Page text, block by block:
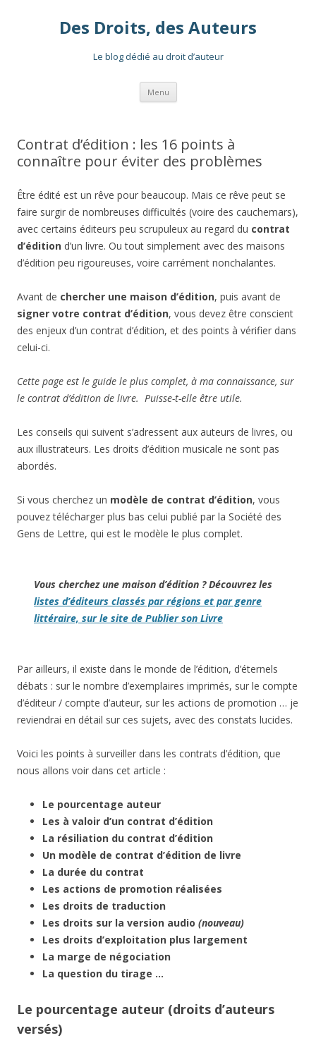
Des Droits, des Auteurs
Le blog dédié au droit d’auteur
Menu Aller
contenu
Contrat d’édition : les 16 points à
connaître pour éviter des problèmes
Être édité est un rêve pour beaucoup. Mais ce rêve peut se
faire surgir de nombreuses difficultés (voire des cauchemars),
avec certains éditeurs peu scrupuleux au regard du contrat
d’édition d’un livre. Ou tout simplement avec des maisons
d’édition peu rigoureuses, voire carrément nonchalantes.
Avant de chercher une maison d’édition, puis avant de
signer votre contrat d’édition, vous devez être conscient
des enjeux d’un contrat d’édition, et des points à vérifier dans
celui-ci.
Cette page est le guide le plus complet, à ma connaissance, sur
le contrat d’édition de livre. Puisse-t-elle être utile.
Les conseils qui suivent s’adressent aux auteurs de livres, ou
aux illustrateurs. Les droits d’édition musicale ne sont pas
abordés.
Si vous cherchez un modèle de contrat d’édition, vous
pouvez télécharger plus bas celui publié par la Société des
Gens de Lettre, qui est le modèle le plus complet.
Vous cherchez une maison d’édition ? Découvrez les
listes d’éditeurs classés par régions et par genre
littéraire, sur le site de Publier son Livre
Par ailleurs, il existe dans le monde de l’édition, d’éternels
débats : sur le nombre d’exemplaires imprimés, sur le compte
d’éditeur / compte d’auteur, sur les actions de promotion … je
reviendrai en détail sur ces sujets, avec des constats lucides.
Voici les points à surveiller dans les contrats d’édition, que
nous allons voir dans cet article :
Le pourcentage auteur
Les à valoir d’un contrat d’édition
La résiliation du contrat d’édition
Un modèle de contrat d’édition de livre
La durée du contrat
Les actions de promotion réalisées
Les droits de traduction
Les droits sur la version audio (nouveau)
Les droits d’exploitation plus largement
La marge de négociation
La question du tirage …
Le pourcentage auteur (droits d’auteurs
versés)